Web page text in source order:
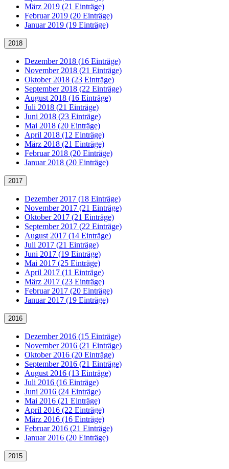
März 2019 (21 Einträge)
Februar 2019 (20 Einträge)
Januar 2019 (19 Einträge)
2018
Dezember 2018 (16 Einträge)
November 2018 (21 Einträge)
Oktober 2018 (23 Einträge)
September 2018 (22 Einträge)
August 2018 (16 Einträge)
Juli 2018 (21 Einträge)
Juni 2018 (23 Einträge)
Mai 2018 (20 Einträge)
April 2018 (12 Einträge)
März 2018 (21 Einträge)
Februar 2018 (20 Einträge)
Januar 2018 (20 Einträge)
2017
Dezember 2017 (18 Einträge)
November 2017 (21 Einträge)
Oktober 2017 (21 Einträge)
September 2017 (22 Einträge)
August 2017 (14 Einträge)
Juli 2017 (21 Einträge)
Juni 2017 (19 Einträge)
Mai 2017 (25 Einträge)
April 2017 (11 Einträge)
März 2017 (23 Einträge)
Februar 2017 (20 Einträge)
Januar 2017 (19 Einträge)
2016
Dezember 2016 (15 Einträge)
November 2016 (21 Einträge)
Oktober 2016 (20 Einträge)
September 2016 (21 Einträge)
August 2016 (13 Einträge)
Juli 2016 (16 Einträge)
Juni 2016 (24 Einträge)
Mai 2016 (21 Einträge)
April 2016 (22 Einträge)
März 2016 (16 Einträge)
Februar 2016 (21 Einträge)
Januar 2016 (20 Einträge)
2015